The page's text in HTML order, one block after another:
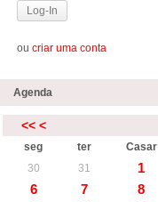
ou criar uma conta
Agenda
<< <
seg ter Casar
30
31 1
6
7 8